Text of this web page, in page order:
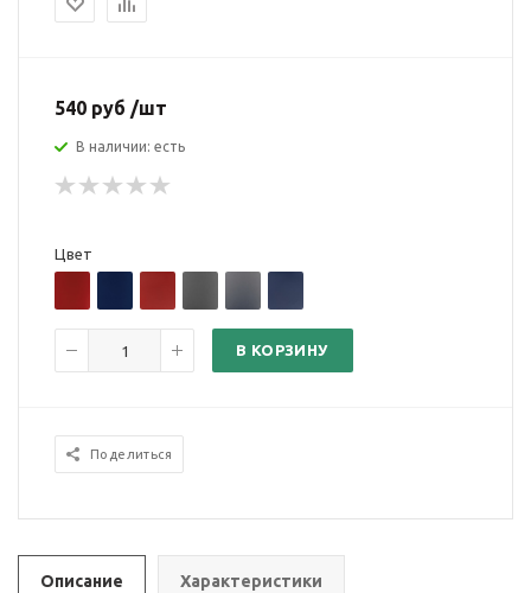
540 руб /шт
В наличии: есть
Цвет
В КОРЗИНУ
Поделиться
Описание Характеристики